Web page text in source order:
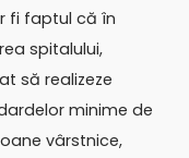
fi faptul că în
spitalului,
să realizeze
minime de
vârstnice,